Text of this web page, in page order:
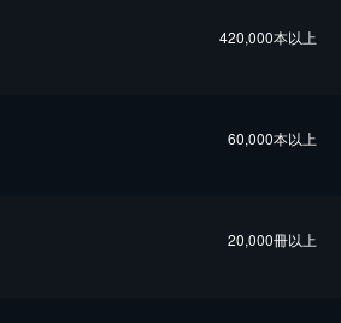
420,000本以上
60,000本以上
20,000冊以上